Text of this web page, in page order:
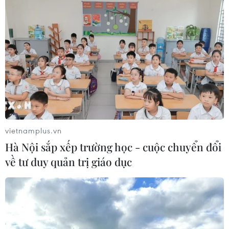
vietnamplus.vn
Hà Nội sắp xếp trường học - cuộc chuyển đổi
về tư duy quản trị giáo dục